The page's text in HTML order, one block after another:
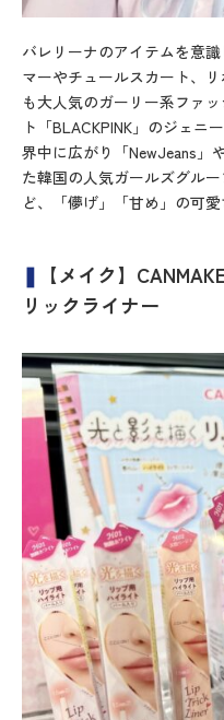
バレリーナのアイテムを意
マーやチュールスカート、
も大人気のガーリー系ファ
ト「BLACKPINK」のジェニ
界中に広がり「NewJeans」
た韓国の人気ガールズグル
ど、「儚げ」「甘め」の可
❚ 【メイク】
リックライナー